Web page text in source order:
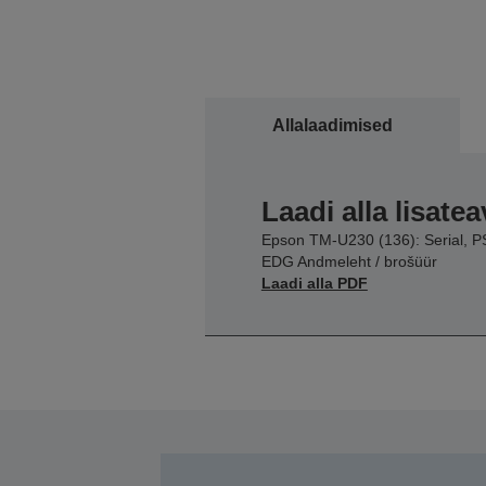
Allalaadimised
Laadi alla
Epson TM-U230 (136): Serial,
EDG Andmeleht / brošüür
Laadi alla PDF